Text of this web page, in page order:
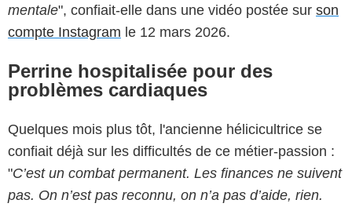
mentale", confiait-elle dans une vidéo postée sur son
compte Instagram le 12 mars 2026.
Perrine hospitalisée pour des
problèmes cardiaques
Quelques mois plus tôt, l'ancienne hélicicultrice se
confiait déjà sur les difficultés de ce métier-passion :
"C’est un combat permanent. Les finances ne suivent
pas. On n’est pas reconnu, on n’a pas d’aide, rien.